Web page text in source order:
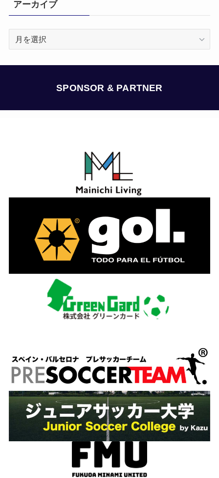
アーカイブ
SPONSOR & PARTNER